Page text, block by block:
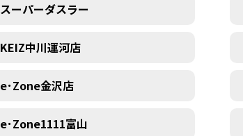
スーパーダスラー
KEIZ中川運河店
e･Zone金沢店
e･Zone1111富山